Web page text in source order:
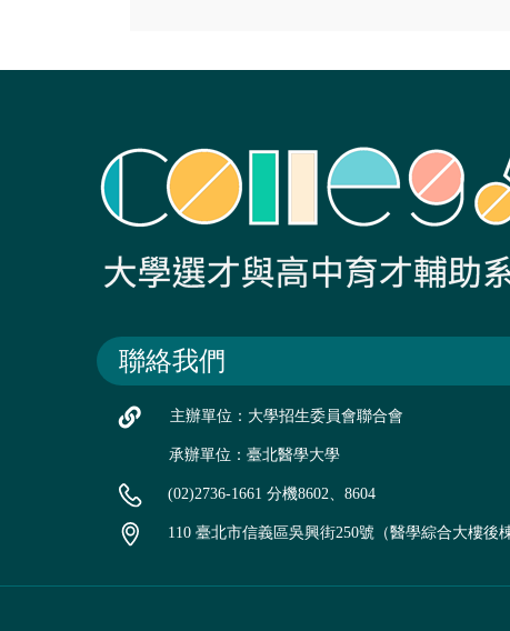
聯絡我們
主辦單位：大學招生委員會聯合會
承辦單位：臺北醫學大學
(02)2736-1661 分機8602、8604
110 臺北市信義區吳興街250號（醫學綜合大樓後